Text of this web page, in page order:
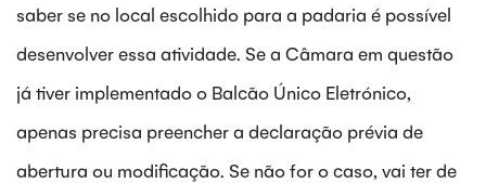
saber se no local escolhido para a padaria é possível
desenvolver essa atividade. Se a Câmara em questão
já tiver implementado o Balcão Único Eletrónico,
apenas precisa preencher a declaração prévia de
abertura ou modificação. Se não for o caso, vai ter de